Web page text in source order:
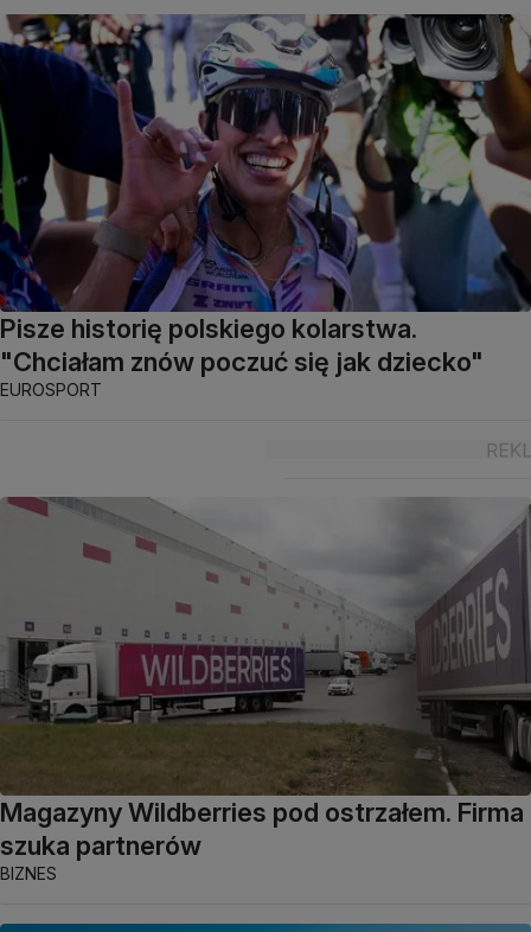
Pisze historię polskiego kolarstwa.
"Chciałam znów poczuć się jak dziecko"
EUROSPORT
Magazyny Wildberries pod ostrzałem. Firma
szuka partnerów
BIZNES